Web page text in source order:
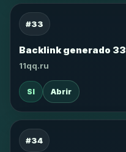
#33
Backlink generado 33
11qq.ru
SI Abrir
#34